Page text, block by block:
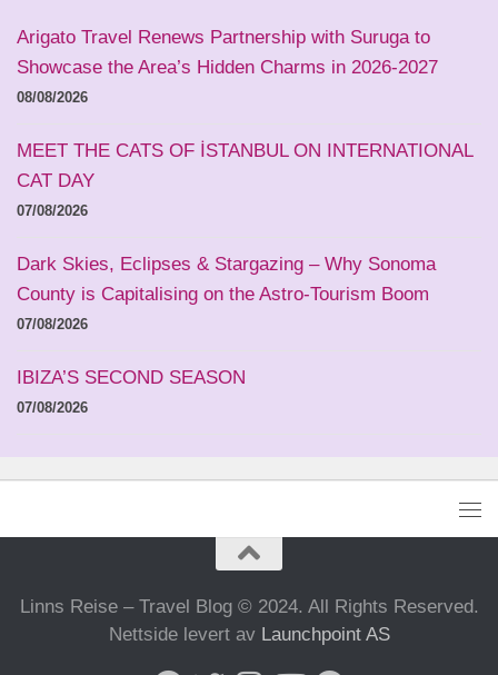
Arigato Travel Renews Partnership with Suruga to
Showcase the Area’s Hidden Charms in 2026-2027
08/08/2026
MEET THE CATS OF İSTANBUL ON INTERNATIONAL
CAT DAY
07/08/2026
Dark Skies, Eclipses & Stargazing – Why Sonoma
County is Capitalising on the Astro-Tourism Boom
07/08/2026
IBIZA’S SECOND SEASON
07/08/2026
Linns Reise – Travel Blog © 2024. All Rights Reserved.
Nettside levert av Launchpoint AS